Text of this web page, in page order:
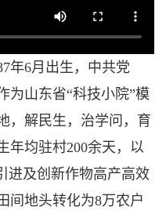
年6月出生，中共党
为山东省“科技小院”模
，解民生，治学问，育
年均驻村200余天，以
进及创新作物高产高效
间地头转化为8万农户